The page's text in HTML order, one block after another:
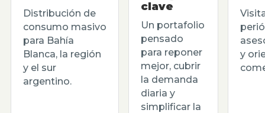
Distribución de
consumo masivo
para Bahía
Blanca, la región
y el sur
argentino.
clave
Un portafolio
pensado
para reponer
mejor, cubrir
la demanda
diaria y
simplificar la
y